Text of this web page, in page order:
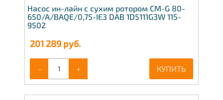
Насос ин-лайн с сухим ротором CM-G 80-
650/A/BAQE/0,75-IE3 DAB 1D5111G3W 115-
9502
201 289 руб.
- + КУПИТЬ